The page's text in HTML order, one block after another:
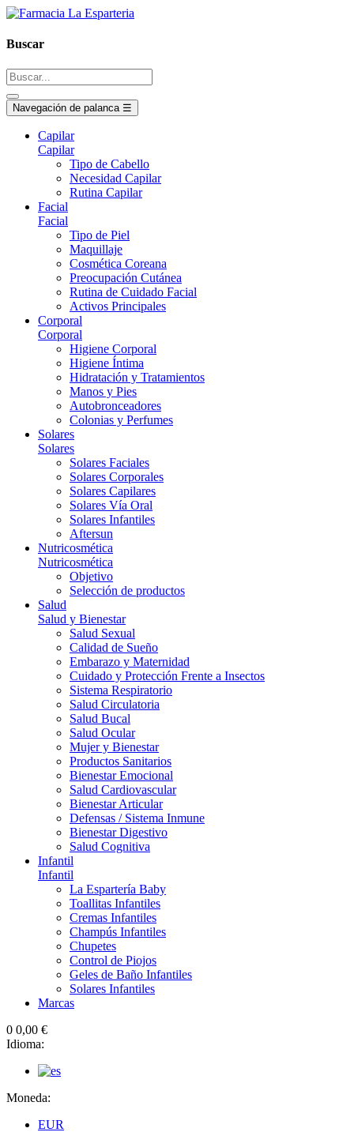
Buscar
Navegación de palanca ☰
Capilar
Capilar
Tipo de Cabello
Necesidad Capilar
Rutina Capilar
Facial
Facial
Tipo de Piel
Maquillaje
Cosmética Coreana
Preocupación Cutánea
Rutina de Cuidado Facial
Activos Principales
Corporal
Corporal
Higiene Corporal
Higiene Íntima
Hidratación y Tratamientos
Manos y Pies
Autobronceadores
Colonias y Perfumes
Solares
Solares
Solares Faciales
Solares Corporales
Solares Capilares
Solares Vía Oral
Solares Infantiles
Aftersun
Nutricosmética
Nutricosmética
Objetivo
Selección de productos
Salud
Salud y Bienestar
Salud Sexual
Calidad de Sueño
Embarazo y Maternidad
Cuidado y Protección Frente a Insectos
Sistema Respiratorio
Salud Circulatoria
Salud Bucal
Salud Ocular
Mujer y Bienestar
Productos Sanitarios
Bienestar Emocional
Salud Cardiovascular
Bienestar Articular
Defensas / Sistema Inmune
Bienestar Digestivo
Salud Cognitiva
Infantil
Infantil
La Espartería Baby
Toallitas Infantiles
Cremas Infantiles
Champús Infantiles
Chupetes
Control de Piojos
Geles de Baño Infantiles
Solares Infantiles
Marcas
0 0,00 €
Idioma:
Moneda:
EUR